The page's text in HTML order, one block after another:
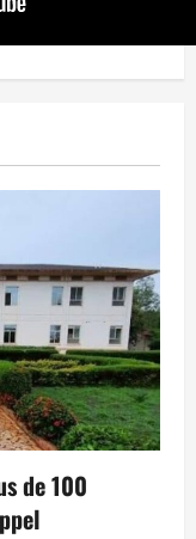
de 100